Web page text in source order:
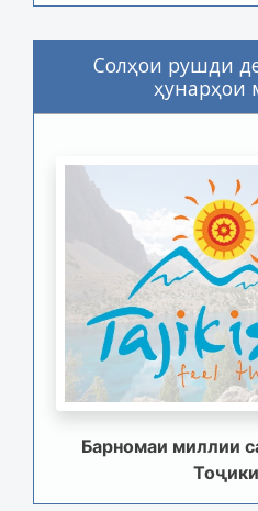
Солҳои рушди
ҳунарҳои
Барномаи миллии